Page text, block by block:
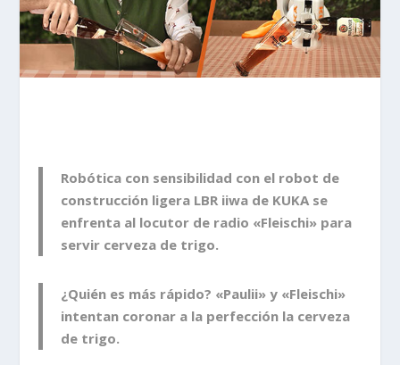
Robótica con sensibilidad con el robot de
construcción ligera LBR iiwa de KUKAse
enfrenta al locutor de radio «Fleischi» para
servir cerveza de trigo.
¿Quién es más rápido? «Paulii» y «Fleischi»
intentan coronar a la perfección la cerveza
de trigo.